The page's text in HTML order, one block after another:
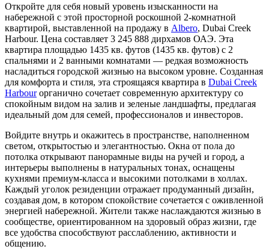
Откройте для себя новый уровень изысканности на
набережной с этой просторной роскошной 2-комнатной
квартирой, выставленной на продажу в Albero, Dubai Creek
Harbour. Цена составляет 3 245 888 дирхамов ОАЭ. Эта
квартира площадью 1435 кв. футов (1435 кв. футов) с 2
спальнями и 2 ванными комнатами — редкая возможность
насладиться городской жизнью на высоком уровне. Созданная
для комфорта и стиля, эта строящаяся квартира в Dubai Creek
Harbourорганично сочетает современную архитектуру со
спокойным видом на залив и зеленые ландшафты, предлагая
идеальный дом для семей, профессионалов и инвесторов.
Войдите внутрь и окажитесь в пространстве, наполненном
светом, открытостью и элегантностью. Окна от пола до
потолка открывают панорамные виды на ручей и город, а
интерьеры выполнены в натуральных тонах, оснащены
кухнями премиум-класса и высокими потолками в холлах.
Каждый уголок резиденции отражает продуманный дизайн,
создавая дом, в котором спокойствие сочетается с оживленной
энергией набережной. Жители также наслаждаются жизнью в
сообществе, ориентированном на здоровый образ жизни, где
все удобства способствуют расслаблению, активности и
общению.